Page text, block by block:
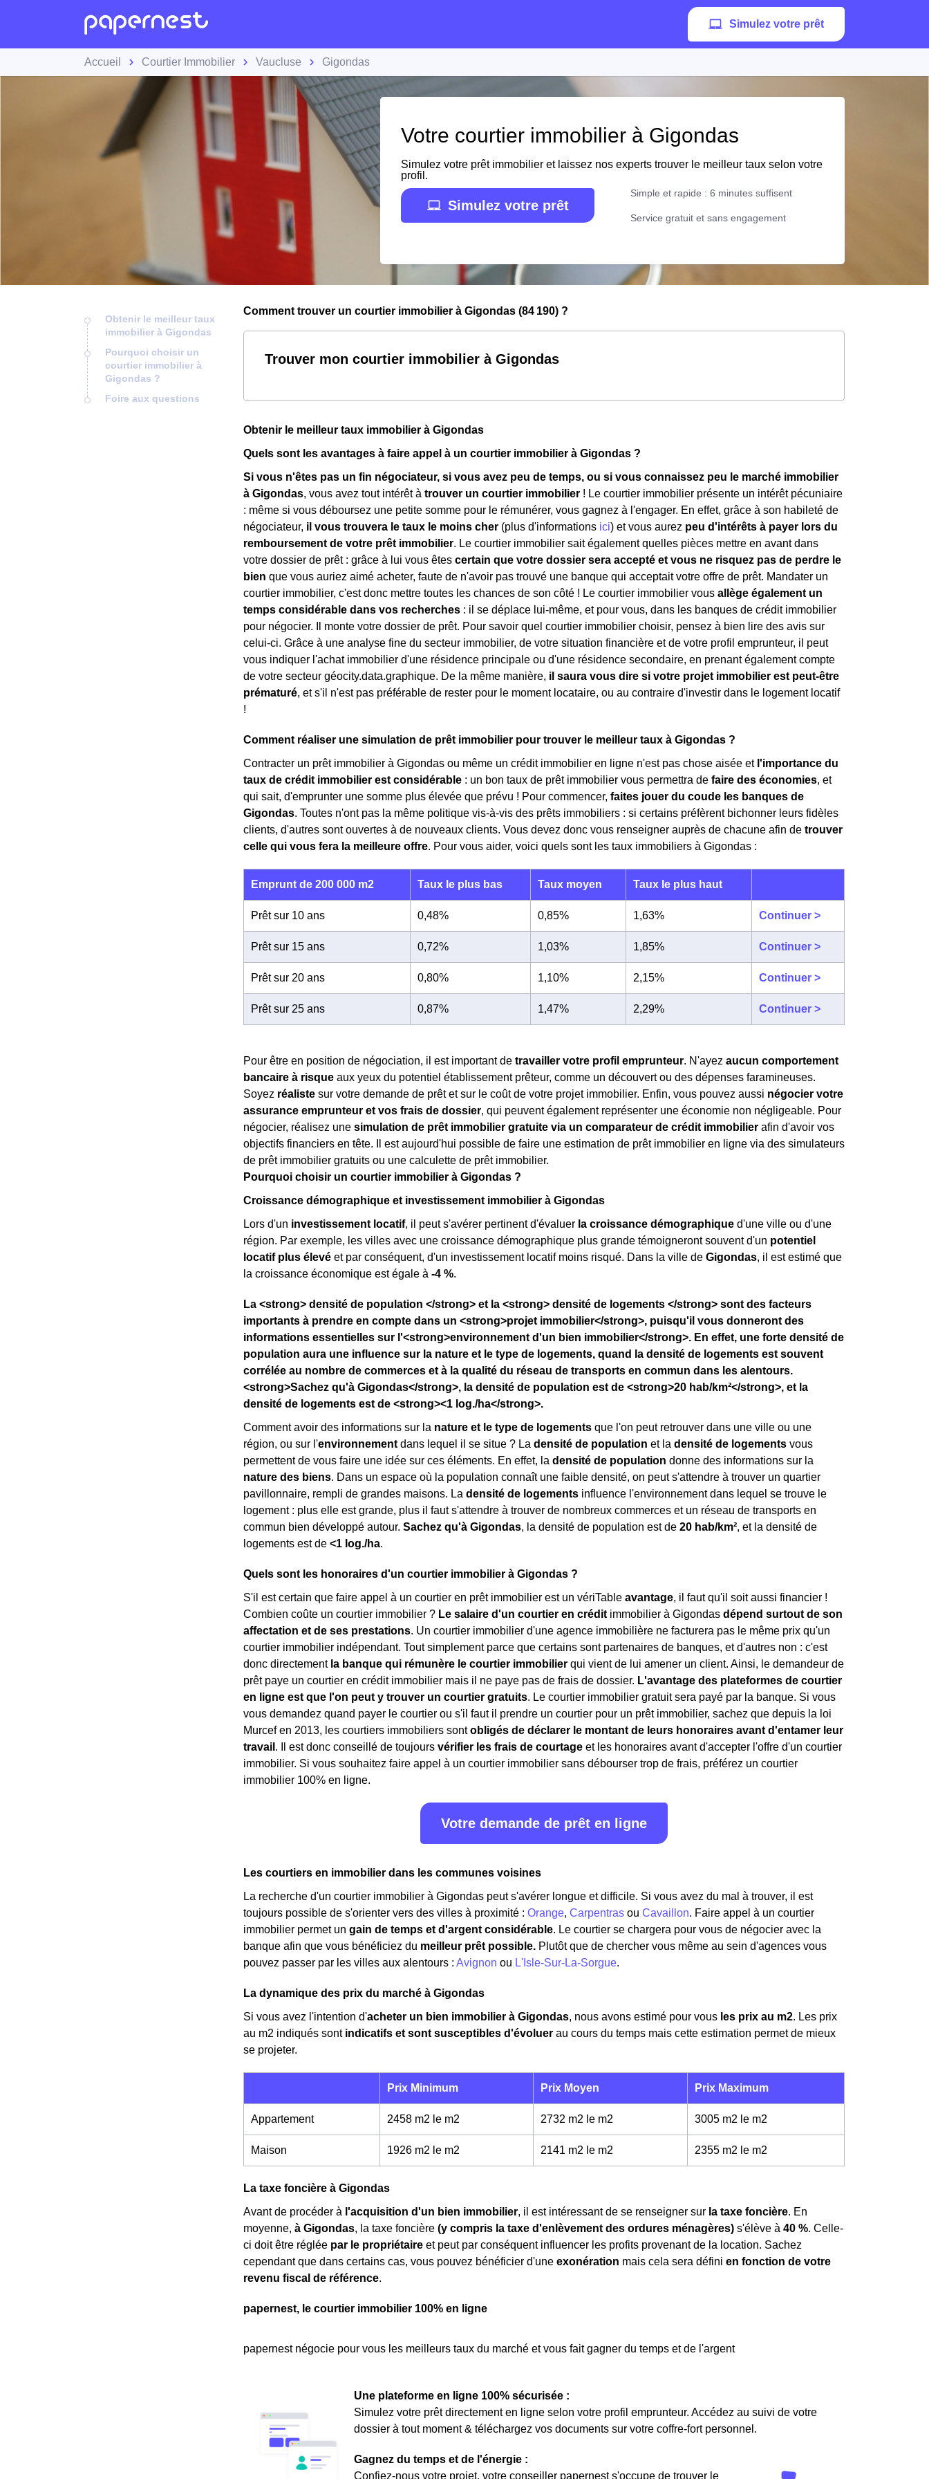
Simulez votre prêt
Accueil Courtier Immobilier Vaucluse Gigondas
Votre courtier immobilier à Gigondas
Simulez votre prêt immobilier et laissez nos experts trouver le meilleur taux selon votre
profil.
Simulez votre prêt
Simple et rapide : 6 minutes suffisent
Service gratuit et sans engagement
Obtenir le meilleur taux
immobilier à Gigondas
Pourquoi choisir un
courtier immobilier à
Gigondas ?
Foire aux questions
Comment trouver un courtier immobilier à Gigondas (84 190) ?
Trouver mon courtier immobilier à Gigondas
Obtenir le meilleur taux immobilier à Gigondas
Quels sont les avantages à faire appel à un courtier immobilier à Gigondas ?
Si vous n'êtes pas un fin négociateur, si vous avez peu de temps, ou si vous connaissez peu le marché immobilier
à Gigondas, vous avez tout intérêt à trouver un courtier immobilier ! Le courtier immobilier présente un intérêt pécuniaire
: même si vous déboursez une petite somme pour le rémunérer, vous gagnez à l'engager. En effet, grâce à son habileté de
négociateur, il vous trouvera le taux le moins cher (plus d'informations ici) et vous aurez peu d'intérêts à payer lors du
remboursement de votre prêt immobilier. Le courtier immobilier sait également quelles pièces mettre en avant dans
votre dossier de prêt : grâce à lui vous êtes certain que votre dossier sera accepté et vous ne risquez pas de perdre le
bien que vous auriez aimé acheter, faute de n'avoir pas trouvé une banque qui acceptait votre offre de prêt. Mandater un
courtier immobilier, c'est donc mettre toutes les chances de son côté ! Le courtier immobilier vous allège également un
temps considérable dans vos recherches : il se déplace lui-même, et pour vous, dans les banques de crédit immobilier
pour négocier. Il monte votre dossier de prêt. Pour savoir quel courtier immobilier choisir, pensez à bien lire des avis sur
celui-ci. Grâce à une analyse fine du secteur immobilier, de votre situation financière et de votre profil emprunteur, il peut
vous indiquer l'achat immobilier d'une résidence principale ou d'une résidence secondaire, en prenant également compte
de votre secteur géocity.data.graphique. De la même manière, il saura vous dire si votre projet immobilier est peut-être
prématuré, et s'il n'est pas préférable de rester pour le moment locataire, ou au contraire d'investir dans le logement locatif
!
Comment réaliser une simulation de prêt immobilier pour trouver le meilleur taux à Gigondas ?
Contracter un prêt immobilier à Gigondas ou même un crédit immobilier en ligne n'est pas chose aisée et l'importance du
taux de crédit immobilier est considérable : un bon taux de prêt immobilier vous permettra de faire des économies, et
qui sait, d'emprunter une somme plus élevée que prévu ! Pour commencer, faites jouer du coude les banques de
Gigondas. Toutes n'ont pas la même politique vis-à-vis des prêts immobiliers : si certains préfèrent bichonner leurs fidèles
clients, d'autres sont ouvertes à de nouveaux clients. Vous devez donc vous renseigner auprès de chacune afin de trouver
celle qui vous fera la meilleure offre. Pour vous aider, voici quels sont les taux immobiliers à Gigondas :
Emprunt de 200 000 m2 Taux le plus bas Taux moyen Taux le plus haut
Prêt sur 10 ans 0,48% 0,85% 1,63% Continuer >
Prêt sur 15 ans 0,72% 1,03% 1,85% Continuer >
Prêt sur 20 ans 0,80% 1,10% 2,15% Continuer >
Prêt sur 25 ans 0,87% 1,47% 2,29% Continuer >
Pour être en position de négociation, il est important de travailler votre profil emprunteur. N'ayez aucun comportement
bancaire à risque aux yeux du potentiel établissement prêteur, comme un découvert ou des dépenses faramineuses.
Soyez réaliste sur votre demande de prêt et sur le coût de votre projet immobilier. Enfin, vous pouvez aussi négocier votre
assurance emprunteur et vos frais de dossier, qui peuvent également représenter une économie non négligeable. Pour
négocier, réalisez une simulation de prêt immobilier gratuite via un comparateur de crédit immobilier afin d'avoir vos
objectifs financiers en tête. Il est aujourd'hui possible de faire une estimation de prêt immobilier en ligne via des simulateurs
de prêt immobilier gratuits ou une calculette de prêt immobilier.
Pourquoi choisir un courtier immobilier à Gigondas ?
Croissance démographique et investissement immobilier à Gigondas
Lors d'un investissement locatif, il peut s'avérer pertinent d'évaluer la croissance démographique d'une ville ou d'une
région. Par exemple, les villes avec une croissance démographique plus grande témoigneront souvent d'un potentiel
locatif plus élevé et par conséquent, d'un investissement locatif moins risqué. Dans la ville de Gigondas, il est estimé que
la croissance économique est égale à -4 %.
La <strong> densité de population </strong> et la <strong> densité de logements </strong> sont des facteurs
importants à prendre en compte dans un <strong>projet immobilier</strong>, puisqu'il vous donneront des
informations essentielles sur l'<strong>environnement d'un bien immobilier</strong>. En effet, une forte densité de
population aura une influence sur la nature et le type de logements, quand la densité de logements est souvent
corrélée au nombre de commerces et à la qualité du réseau de transports en commun dans les alentours.
<strong>Sachez qu'à Gigondas</strong>, la densité de population est de <strong>20 hab/km²</strong>, et la
densité de logements est de <strong><1 log./ha</strong>.
Comment avoir des informations sur la nature et le type de logements que l'on peut retrouver dans une ville ou une
région, ou sur l'environnement dans lequel il se situe ? La densité de population et la densité de logements vous
permettent de vous faire une idée sur ces éléments. En effet, la densité de population donne des informations sur la
nature des biens. Dans un espace où la population connaît une faible densité, on peut s'attendre à trouver un quartier
pavillonnaire, rempli de grandes maisons. La densité de logements influence l'environnement dans lequel se trouve le
logement : plus elle est grande, plus il faut s'attendre à trouver de nombreux commerces et un réseau de transports en
commun bien développé autour. Sachez qu'à Gigondas, la densité de population est de 20 hab/km², et la densité de
logements est de <1 log./ha.
Quels sont les honoraires d'un courtier immobilier à Gigondas ?
S'il est certain que faire appel à un courtier en prêt immobilier est un vériTable avantage, il faut qu'il soit aussi financier !
Combien coûte un courtier immobilier ? Le salaire d'un courtier en crédit immobilier à Gigondas dépend surtout de son
affectation et de ses prestations. Un courtier immobilier d'une agence immobilière ne facturera pas le même prix qu'un
courtier immobilier indépendant. Tout simplement parce que certains sont partenaires de banques, et d'autres non : c'est
donc directement la banque qui rémunère le courtier immobilier qui vient de lui amener un client. Ainsi, le demandeur de
prêt paye un courtier en crédit immobilier mais il ne paye pas de frais de dossier. L'avantage des plateformes de courtier
en ligne est que l'on peut y trouver un courtier gratuits. Le courtier immobilier gratuit sera payé par la banque. Si vous
vous demandez quand payer le courtier ou s'il faut il prendre un courtier pour un prêt immobilier, sachez que depuis la loi
Murcef en 2013, les courtiers immobiliers sontobligés de déclarer le montant de leurs honoraires avant d'entamer leur
travail . Il est donc conseillé de toujours vérifier les frais de courtage et les honoraires avant d'accepter l'offre d'un courtier
immobilier. Si vous souhaitez faire appel à un courtier immobilier sans débourser trop de frais, préférez un courtier
immobilier 100% en ligne.
Votre demande de prêt en ligne
Les courtiers en immobilier dans les communes voisines
La recherche d'un courtier immobilier à Gigondas peut s'avérer longue et difficile. Si vous avez du mal à trouver, il est
toujours possible de s'orienter vers des villes à proximité : Orange, Carpentras ou Cavaillon. Faire appel à un courtier
immobilier permet un gain de temps et d'argent considérable. Le courtier se chargera pour vous de négocier avec la
banque afin que vous bénéficiez du meilleur prêt possible. Plutôt que de chercher vous même au sein d'agences vous
pouvez passer par les villes aux alentours : Avignon ou L'Isle-Sur-La-Sorgue.
La dynamique des prix du marché à Gigondas
Si vous avez l'intention d'acheter un bien immobilier à Gigondas, nous avons estimé pour vous les prix au m2. Les prix
au m2 indiqués sont indicatifs et sont susceptibles d'évoluer au cours du temps mais cette estimation permet de mieux
se projeter.
Prix Minimum Prix Moyen Prix Maximum
Appartement 2458 m2 le m2 2732 m2 le m2 3005 m2 le m2
Maison 1926 m2 le m2 2141 m2 le m2 2355 m2 le m2
La taxe foncière à Gigondas
Avant de procéder à l'acquisition d'un bien immobilier, il est intéressant de se renseigner sur la taxe foncière. En
moyenne, à Gigondas, la taxe foncière (y compris la taxe d'enlèvement des ordures ménagères) s'élève à 40 %. Celle-
ci doit être réglée par le propriétaire et peut par conséquent influencer les profits provenant de la location. Sachez
cependant que dans certains cas, vous pouvez bénéficier d'une exonération mais cela sera défini en fonction de votre
revenu fiscal de référence.
papernest, le courtier immobilier 100% en ligne
papernest négocie pour vous les meilleurs taux du marché et vous fait gagner du temps et de l'argent
Une plateforme en ligne 100% sécurisée :
Simulez votre prêt directement en ligne selon votre profil emprunteur. Accédez au suivi de votre
dossier à tout moment & téléchargez vos documents sur votre coffre-fort personnel.
Gagnez du temps et de l'énergie :
Confiez-nous votre projet, votre conseiller papernest s'occupe de trouver le